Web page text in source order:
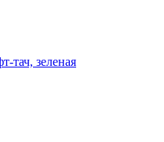
тач, зеленая